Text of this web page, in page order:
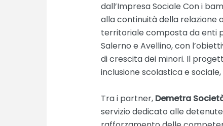
dall’Impresa Sociale Con i
alla continuità della relazione
territoriale composta da enti
Salerno e Avellino, con
di crescita dei minori. Il
inclusione scolastica e
Tra i partner, Demetra
servizio dedicato alle